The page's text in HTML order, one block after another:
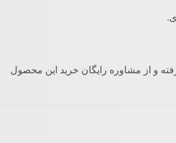
و از مشاوره رایگان خرید این محصول